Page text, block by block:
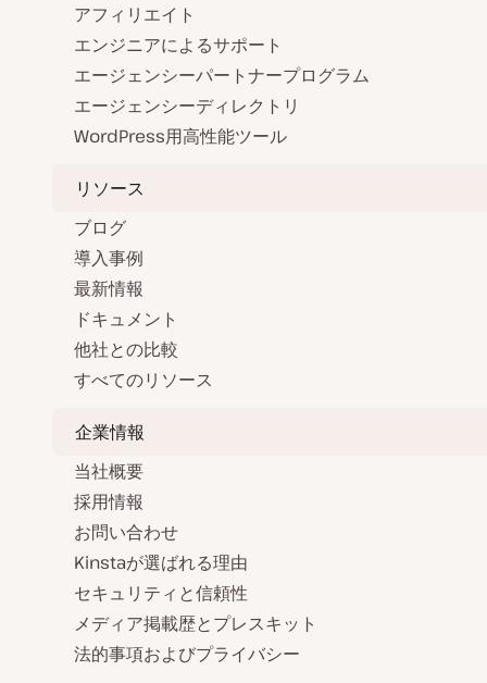
アフィリエイト
エンジニアによるサポート
エージェンシーパートナープログラム
エージェンシーディレクトリ
WordPress用高性能ツール
リソース
ブログ
導入事例
最新情報
ドキュメント
他社との比較
すべてのリソース
企業情報
当社概要
採用情報
お問い合わせ
Kinstaが選ばれる理由
セキュリティと信頼性
メディア掲載歴とプレスキット
法的事項およびプライバシー